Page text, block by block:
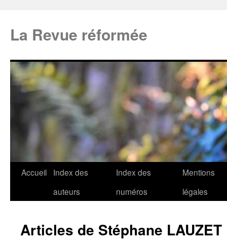
La Revue réformée
Accueil
Index des
auteurs
Index des
numéros
Mentions
légales
Articles de Stéphane LAUZET